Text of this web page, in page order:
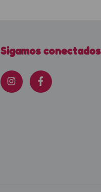
Sigamos conectados